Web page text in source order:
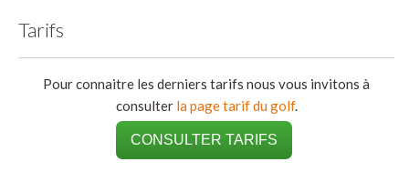
Tarifs
Pour connaitre les derniers tarifs nous vous invitons à
consulter la page tarif du golf.
CONSULTER TARIFS